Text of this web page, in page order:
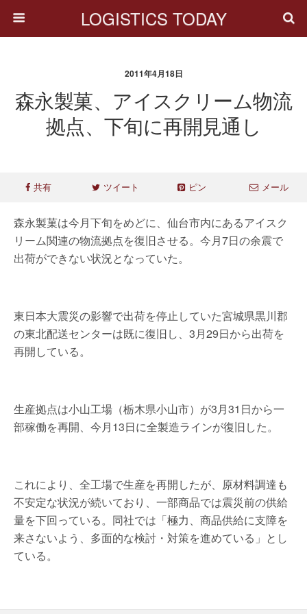
LOGISTICS TODAY
2011年4月18日
森永製菓、アイスクリーム物流
拠点、下旬に再開見通し
共有 ツイート ピン メール
森永製菓は今月下旬をめどに、仙台市内にあるアイスク
リーム関連の物流拠点を復旧させる。今月7日の余震で
出荷ができない状況となっていた。
東日本大震災の影響で出荷を停止していた宮城県黒川郡
の東北配送センターは既に復旧し、3月29日から出荷を
再開している。
生産拠点は小山工場（栃木県小山市）が3月31日から一
部稼働を再開、今月13日に全製造ラインが復旧した。
これにより、全工場で生産を再開したが、原材料調達も
不安定な状況が続いており、一部商品では震災前の供給
量を下回っている。同社では「極力、商品供給に支障を
来さないよう、多面的な検討・対策を進めている」とし
ている。